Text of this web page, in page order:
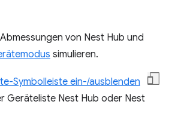
von Nest Hub und
simulieren.
Symbolleiste ein-/ausblenden
Geräteliste Nest Hub oder Nest